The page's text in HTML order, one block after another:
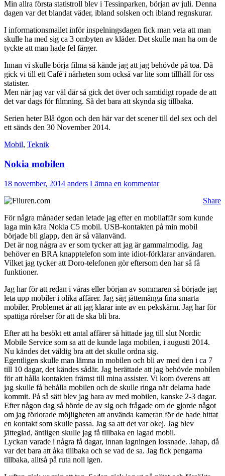
Min allra första statistroll blev i Tessinparken, början av juli. Denna
dagen var det blandat väder, ibland solsken och ibland regnskurar.
I informationsmailet inför inspelningsdagen fick man veta att man
skulle ha med sig ca 3 ombyten av kläder. Det skulle man ha om de
tyckte att man hade fel färger.
Innan vi skulle börja filma så kände jag att jag behövde på toa. Då
gick vi till ett Café i närheten som också var lite som tillhåll för oss
statister.
Men när jag var väl där så gick det över och samtidigt ropade de att
det var dags för filmning. Så det bara att skynda sig tillbaka.
Serien heter Blå ögon och den här var det scener till del sex och del
ett sänds den 30 November 2014.
Mobil, Teknik
Nokia mobilen
18 november, 2014 anders Lämna en kommentar
Share
För några månader sedan letade jag efter en mobilaffär som kunde
laga min kära Nokia C5 mobil. USB-kontakten på min mobil
började bli glapp, den är så välanvänd.
Det är nog några av er som tycker att jag är gammalmodig. Jag
behöver en BRA knapptelefon som inte idiot-förklarar användaren.
Vilket jag tycker att Doro-telefonen gör eftersom den har så få
funktioner.
Jag har för att redan i våras eller början av sommaren så började jag
leta upp mobiler i olika affärer. Jag såg jättemånga fina smarta
mobiler. Problemet är att jag klarar inte av en pekskärm. Jag har för
spattiga rörelser för att de ska bli bra.
Efter att ha besökt ett antal affärer så hittade jag till slut Nordic
Mobile Service som sa att de kunde laga mobilen, i augusti 2014.
Nu kändes det väldig bra att det skulle ordna sig.
Egentligen skulle man lämna in mobilen och bli av med den i ca 7
till 10 dagar, det kändes sådär. Jag berättade att jag behövde mobilen
för att hålla kontakten främst till mina assister. Vi kom överens att
jag skulle få behålla mobilen och de skulle ringa när delarna hade
kommit. På så sätt blev jag bara av med mobilen, kanske 2-3 dagar.
Efter någon dag så hörde de av sig och frågade om de gjorde något
om jag förlorade möjligheten att använda kameran för de hade hittat
en kontakt som skulle passa. Jag sa att det var okej. Jag blev
jätteglad, äntligen skulle jag få tillbaka en lagad mobil.
Lyckan varade i några få dagar, innan lagningen lossnade. Jahap, då
var det bara att åka tillbaka och se vad de sa. Jag fick pengarna
tillbaka, alltså på ruta noll igen.